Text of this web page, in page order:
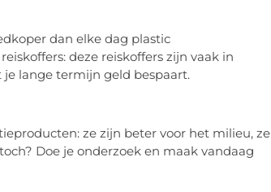
dan elke dag plastic
deze reiskoffers zijn vaak in
lange termijn geld bespaart.
ze zijn beter voor het milieu, ze
Doe je onderzoek en maak vandaag